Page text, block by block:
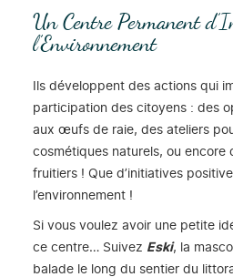
Un Centre Permanent
l’Environnement
Ils développent des actions qui
participation des citoyens : des
aux œufs de raie, des ateliers
cosmétiques naturels, ou encore
fruitiers ! Que d’initiatives
l’environnement !
Si vous voulez avoir une petite
ce centre… Suivez Eski, la
balade le long du sentier du